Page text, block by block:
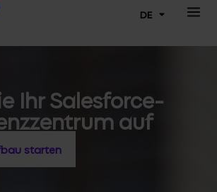
DE
Ihr Salesforce-
auf
starten